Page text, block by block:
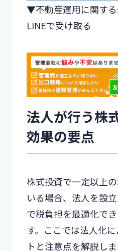
▼不動産運用に関す
LINEで受け取る
法人が行う株
効果の要点
株式投資で一定以上
いる場合、法人を設
で税負担を最適化で
す。ここでは法人化
トと注意点を解説しま